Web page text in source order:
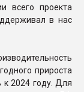
всего проекта
в нас
прироста
к 2024 году. Для